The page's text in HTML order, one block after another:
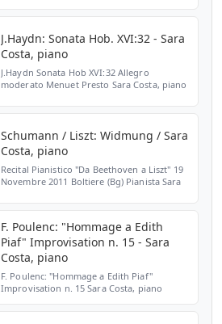
J.Haydn: Sonata Hob. XVI:32 - Sara
Costa, piano
J.Haydn Sonata Hob XVI:32 Allegro
moderato Menuet Presto Sara Costa, piano
Schumann / Liszt: Widmung / Sara
Costa, piano
Recital Pianistico "Da Beethoven a Liszt" 19
Novembre 2011 Boltiere (Bg) Pianista Sara
F. Poulenc: "Hommage a Edith
Piaf" Improvisation n. 15 - Sara
Costa, piano
F. Poulenc: "Hommage a Edith Piaf"
Improvisation n. 15 Sara Costa, piano